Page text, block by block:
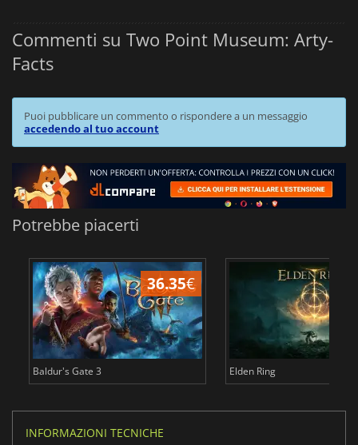
Commenti su Two Point Museum: Arty-
Facts
Puoi pubblicare un commento o rispondere a un messaggio
accedendo al tuo account
Potrebbe piacerti
36.35€
Baldur's Gate 3 Elden Ring
INFORMAZIONI TECNICHE